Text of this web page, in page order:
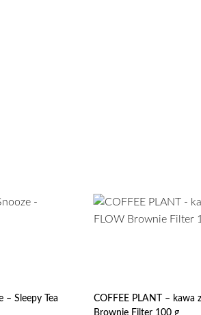
– Sleepy Tea
COFFEE PLANT – kawa
Brownie Filter 100 g